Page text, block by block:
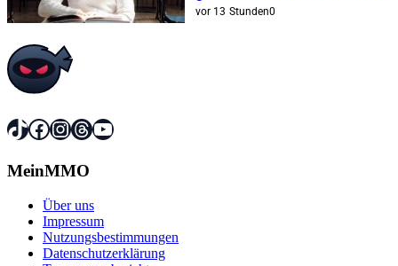
Dollar
vor 13 Stunden0
TikTok
Facebook
Instagram
Threads
YouTube
MeinMMO
Über uns
Impressum
Nutzungsbestimmungen
Datenschutzerklärung